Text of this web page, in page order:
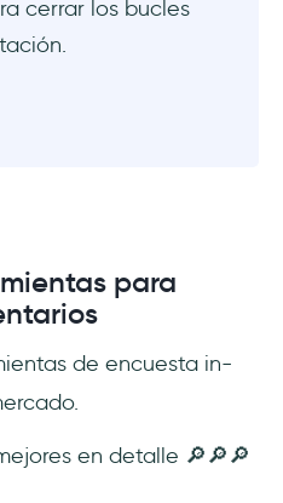
cerrar los bucles
para
de encuesta in-
en detalle 🔎🔎🔎